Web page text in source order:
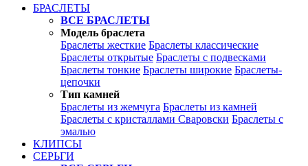
БРАСЛЕТЫ
ВСЕ БРАСЛЕТЫ
Модель браслета
Браслеты жесткие Браслеты классические
Браслеты открытые Браслеты с подвесками
Браслеты тонкие Браслеты широкие Браслеты-
цепочки
Тип камней
Браслеты из жемчуга Браслеты из камней
Браслеты с кристаллами Сваровски Браслеты с
эмалью
КЛИПСЫ
СЕРЬГИ